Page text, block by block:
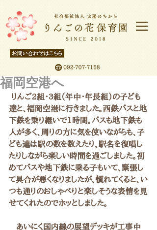
福岡空港へ
達と、福岡空港に行きました。西鉄バスと地
下鉄を乗り継いで1時間。バスも地下鉄も
人が多く、周りの方に気を使いながらも、子
ども達は駅の数を数えたり、駅名を復唱し
たりしながら楽しい時間を過ごしました。初
めてバスや地下鉄に乗る子もいて、緊張し
て具合が悪くなりましたが、慣れてくると、い
つも通りのおしゃべりと楽しそうな表情を見
せてくれたのでホッとしました。
あいにく国内線の展望デッキが工事中